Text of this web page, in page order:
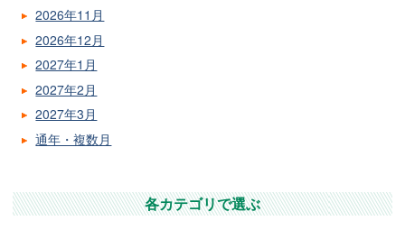
2026年11月
2026年12月
2027年1月
2027年2月
2027年3月
通年・複数月
各カテゴリで選ぶ